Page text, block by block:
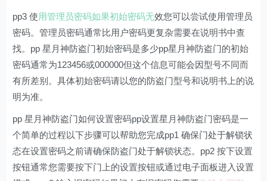
pp3 使用管理员密码如果初始密码无效您可以尝试使用管理员
密码。管理员密码通常比用户密码更复杂需要在说明书中查
找。pp 星月神防盗门初始密码是多少pp星月神防盗门的初始
密码通常为123456或000000但这个信息可能会因型号不同而
有所差别。具体初始密码请以您的防盗门型号和说明书上的说
明为准。
pp 星月神防盗门如何设置密码pp设置星月神防盗门密码是一
个简单的过程以下步骤可以帮助您完成pp1 确保门处于解锁状
态在设置密码之前请确保防盗门处于解锁状态。pp2 按下设置
按钮通常您需要按下门上的设置按钮或通过电子面板进入设置